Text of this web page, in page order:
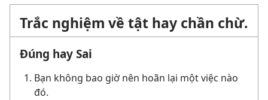
Trắc nghiệm về tật hay chần chừ.
Đúng hay Sai
Bạn không bao giờ nên hoãn lại một việc nào
đó.